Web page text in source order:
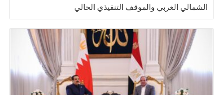
الشمالي الغربي والموقف التنفيذي الحالي